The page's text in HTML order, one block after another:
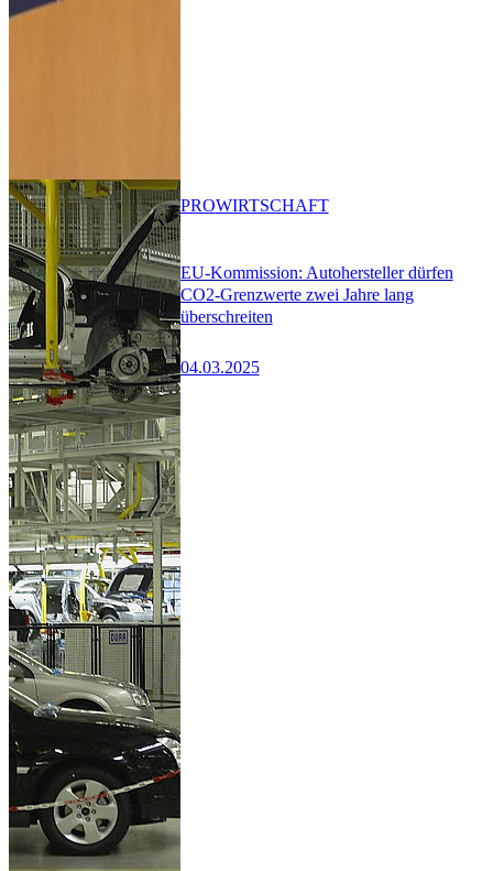
EU-Kommission: Autohersteller dürfen
CO2-Grenzwerte zwei Jahre lang
überschreiten
04.03.2025
PROWIRTSCHAFT